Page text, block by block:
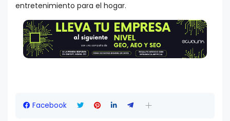
entretenimiento para el hogar.
Facebook